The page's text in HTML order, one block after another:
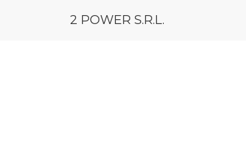
2 POWER S.R.L.